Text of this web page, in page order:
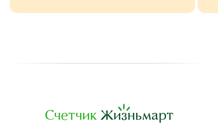
Счетчик Жизньмарт